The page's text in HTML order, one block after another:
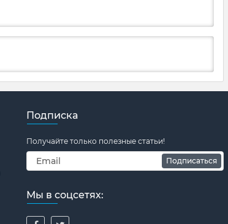
Подписка
Получайте только полезные статьи!
Подписаться
Мы в соцсетях: